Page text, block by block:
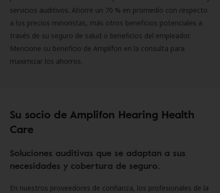
servicios auditivos. Ahorre un 70 % en promedio con respecto
a los precios minoristas, más otros beneficios potenciales a
través de su seguro de salud o beneficios del empleador.
Mencione su beneficio de Amplifon en la consulta para
maximizar los ahorros.
Su socio de Amplifon Hearing Health
Care
Soluciones auditivas que se adaptan a sus
necesidades y cobertura de seguro.
En nuestros proveedores de confianza, los profesionales de la